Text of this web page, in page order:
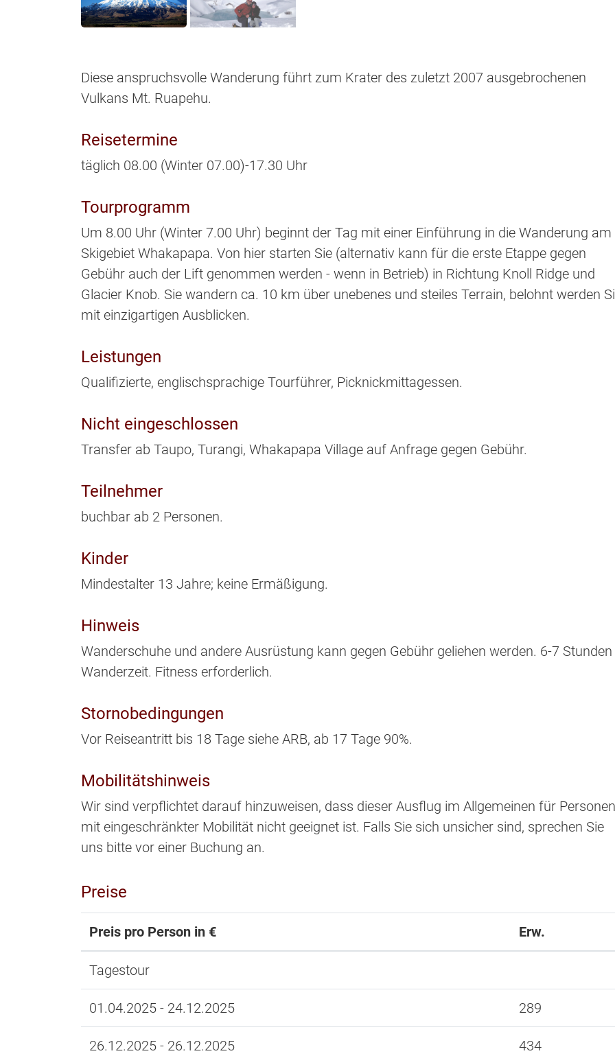
Diese anspruchsvolle Wanderung führt zum Krater des zuletzt 2007 ausgebrochenen
Vulkans Mt. Ruapehu.
Reisetermine
täglich 08.00 (Winter 07.00)-17.30 Uhr
Tourprogramm
Um 8.00 Uhr (Winter 7.00 Uhr) beginnt der Tag mit einer Einführung in die Wanderung am
Skigebiet Whakapapa. Von hier starten Sie (alternativ kann für die erste Etappe gegen
Gebühr auch der Lift genommen werden - wenn in Betrieb) in Richtung Knoll Ridge und
Glacier Knob. Sie wandern ca. 10 km über unebenes und steiles Terrain, belohnt werden
mit einzigartigen Ausblicken.
Leistungen
Qualifizierte, englischsprachige Tourführer, Picknickmittagessen.
Nicht eingeschlossen
Transfer ab Taupo, Turangi, Whakapapa Village auf Anfrage gegen Gebühr.
Teilnehmer
buchbar ab 2 Personen.
Kinder
Mindestalter 13 Jahre; keine Ermäßigung.
Hinweis
Wanderschuhe und andere Ausrüstung kann gegen Gebühr geliehen werden. 6-7 Stunden
Wanderzeit. Fitness erforderlich.
Stornobedingungen
Vor Reiseantritt bis 18 Tage siehe ARB, ab 17 Tage 90%.
Mobilitätshinweis
Wir sind verpflichtet darauf hinzuweisen, dass dieser Ausflug im Allgemeinen für Personen
mit eingeschränkter Mobilität nicht geeignet ist. Falls Sie sich unsicher sind, sprechen Sie
uns bitte vor einer Buchung an.
Preise
Preis pro Person in € Erw.
Tagestour
01.04.2025 - 24.12.2025 289
26.12.2025 - 26.12.2025 434